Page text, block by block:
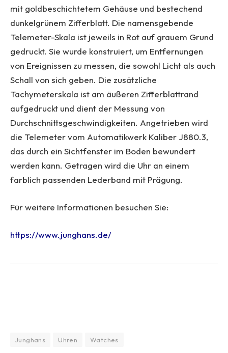
mit goldbeschichtetem Gehäuse und bestechend
dunkelgrünem Zifferblatt. Die namensgebende
Telemeter-Skala ist jeweils in Rot auf grauem Grund
gedruckt. Sie wurde konstruiert, um Entfernungen
von Ereignissen zu messen, die sowohl Licht als auch
Schall von sich geben. Die zusätzliche
Tachymeterskala ist am äußeren Zifferblattrand
aufgedruckt und dient der Messung von
Durchschnittsgeschwindigkeiten. Angetrieben wird
die Telemeter vom Automatikwerk Kaliber J880.3,
das durch ein Sichtfenster im Boden bewundert
werden kann. Getragen wird die Uhr an einem
farblich passenden Lederband mit Prägung.
Für weitere Informationen besuchen Sie:
https://www.junghans.de/
Junghans Uhren Watches